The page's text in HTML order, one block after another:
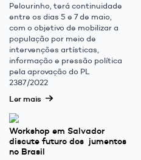
Pelourinho, terá continuidade
entre os dias 5 e 7 de maio,
com o objetivo de mobilizar a
população por meio de
intervenções artísticas,
informação e pressão política
pela aprovação do PL
2387/2022
Ler mais
Workshop em Salvador
discute futuro dos jumentos
no Brasil